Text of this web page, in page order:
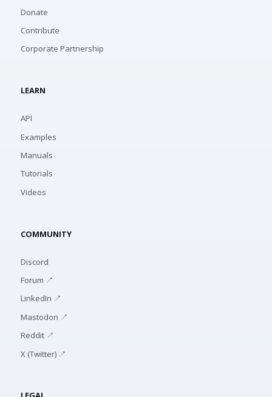
Donate
Contribute
Corporate Partnership
LEARN
API
Examples
Manuals
Tutorials
Videos
COMMUNITY
Discord
Forum ↗
LinkedIn ↗
Mastodon ↗
Reddit ↗
X (Twitter) ↗